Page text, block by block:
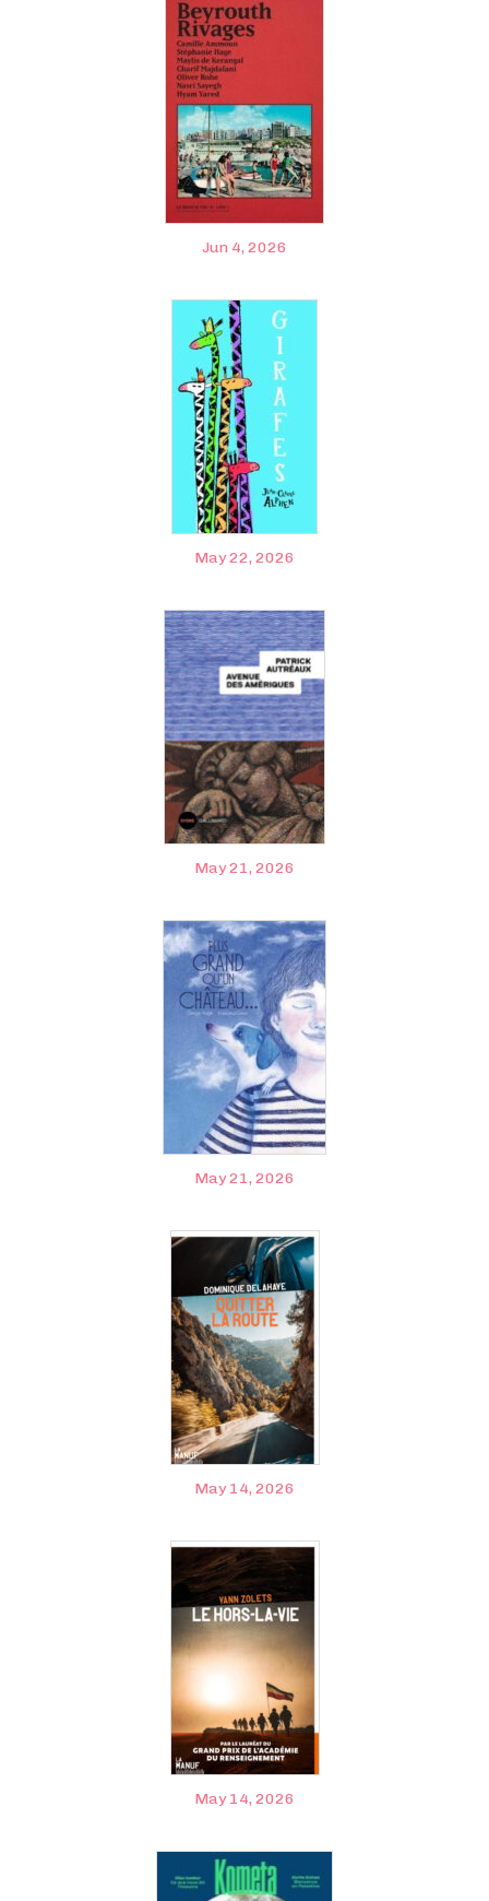
Jun 4, 2026
May 22, 2026
May 21, 2026
May 21, 2026
May 14, 2026
May 14, 2026